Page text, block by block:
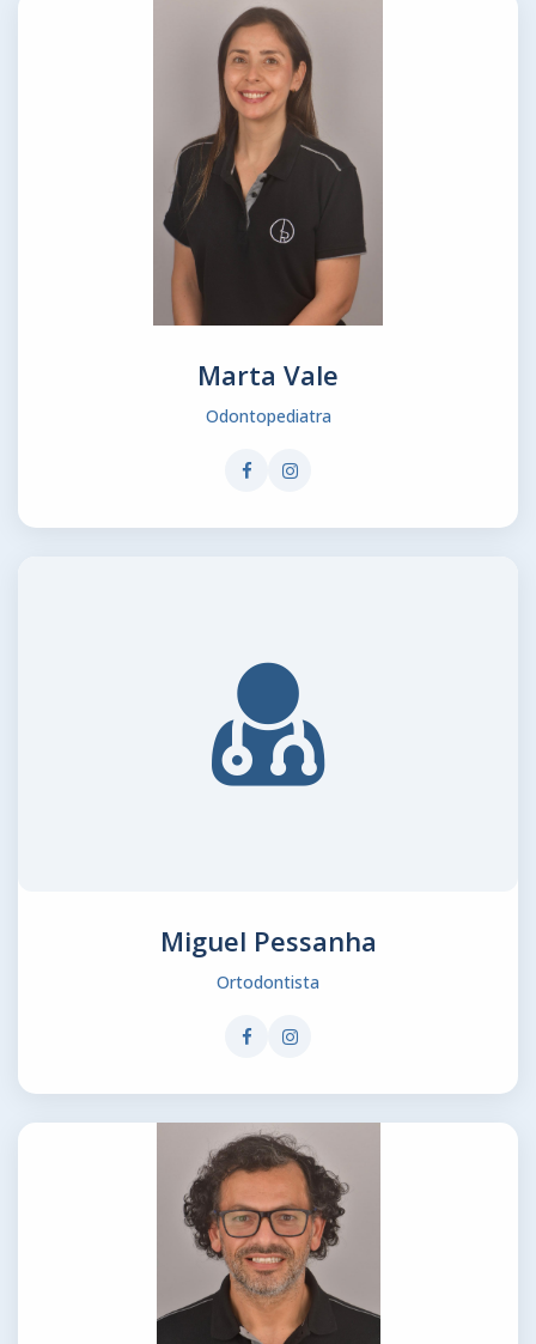
Marta Vale
Odontopediatra
Miguel Pessanha
Ortodontista